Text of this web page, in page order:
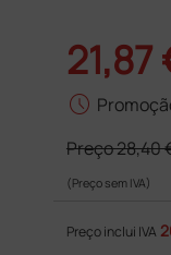
21,87
schedule
Preço28,40
(Preço sem IVA)
Preço inclui IVA